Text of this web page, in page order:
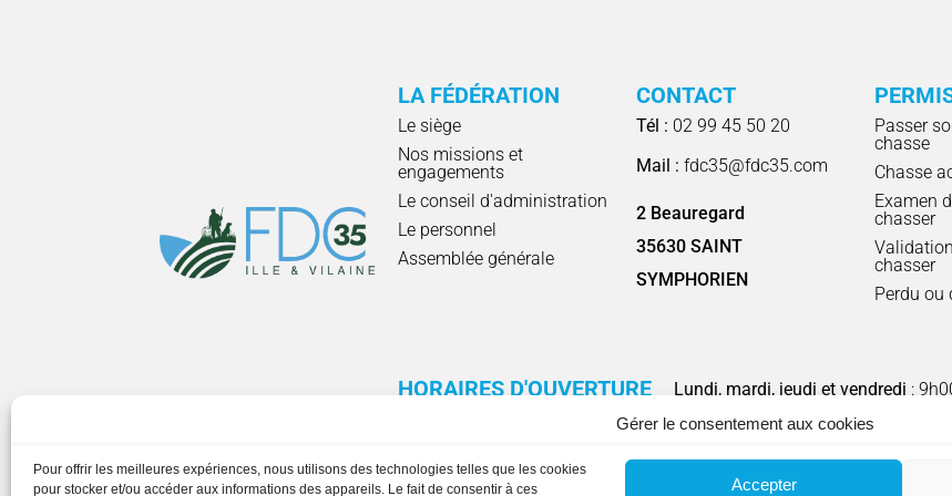
Gérer le consentement aux cookies
Pour offrir les meilleures expériences, nous utilisons des technologies telles que les cookies
pour stocker et/ou accéder aux informations des appareils. Le fait de consentir à ces
Accepter
LA FÉDÉRATION
Le siège
Nos missions et
engagements
Le conseil d'administration
Le personnel
Assemblée générale
CONTACT
Tél : 02 99 45 50 20
Mail :fdc35@fdc35.com
2 Beauregard
35630 SAINT
SYMPHORIEN
Passer
chasse
Chasse
Examen
chasser
chasser
Perdu ou
HORAIRES D'OUVERTURE Lundi, mardi, jeudi et vendredi :